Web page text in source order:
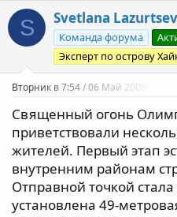
S Svetlana
Команда форума
Эксперт по острову
Вторник в 7:54 / 06 Май 2008г.
Священный огонь
приветствовали
жителей. Первый этап
внутренним районам
Отправной точкой
установлена 49-